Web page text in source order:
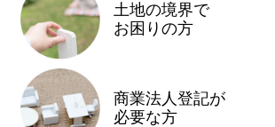
土地の境界で
お困りの方
商業法人登記が
必要な方